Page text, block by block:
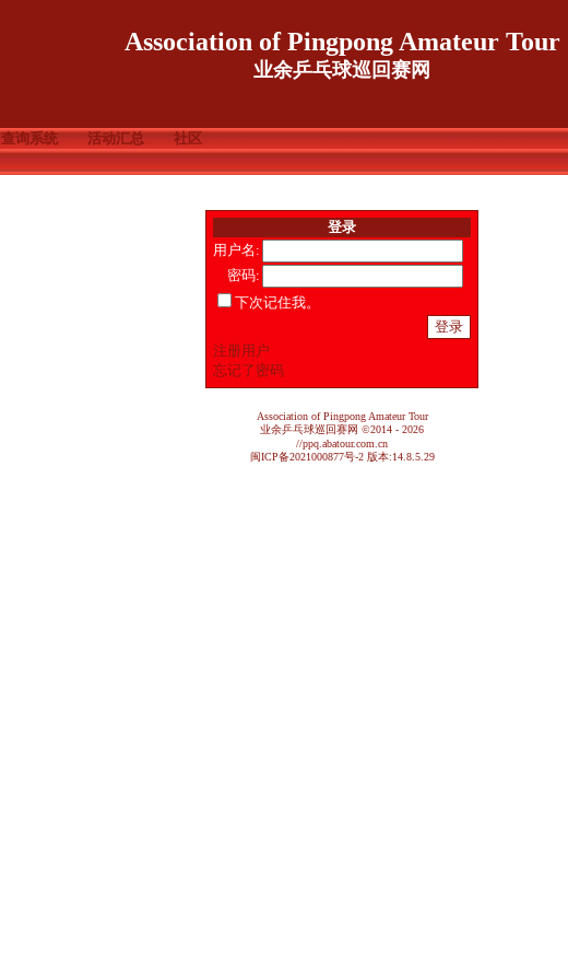
Association of Pingpong Amateur Tour
业余乒乓球巡回赛网
查询系统 活动汇总 社区
登录
用户名:
密码:
下次记住我。
注册用户
忘记了密码
Association of Pingpong Amateur Tour
业余乒乓球巡回赛网 ©2014 - 2026
//ppq.abatour.com.cn
闽ICP备2021000877号-2 版本:14.8.5.29